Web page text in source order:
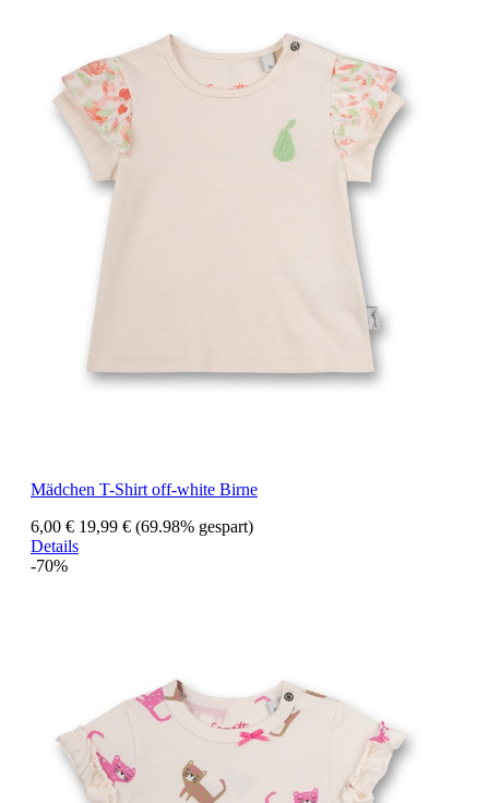
Mädchen T-Shirt off-white Birne
6,00 € 19,99 € (69.98% gespart)
Details
-70%